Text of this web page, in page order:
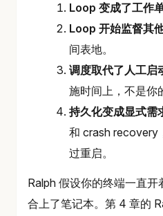
Loop 变成了工作
Loop 开始监督其
间表地。
调度取代了人工启
施时间上，不是你
持久化变成显式需
和 crash recovery
过重启。
Ralph 假设你的终端一直
合上了笔记本。第 4 章的